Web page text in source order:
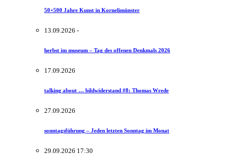
50+500 Jahre Kunst in Kornelimünster
13.09.2026 -
herbst im museum – Tag des offenen Denkmals 2026
17.09.2026
talking about … bildwiderstand #8: Thomas Wrede
27.09.2026
sonntagsführung – Jeden letzten Sonntag im Monat
29.09.2026 17:30